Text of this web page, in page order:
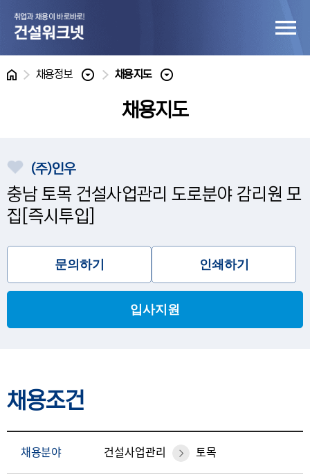
홈 채용정보 채용지도
채용지도
(주)인우
충남 토목 건설사업관리 도로분야 감리원 모
집[즉시투입]
입사지원
문의하기 인쇄하기
채용조건
채용분야 건설사업관리 토목